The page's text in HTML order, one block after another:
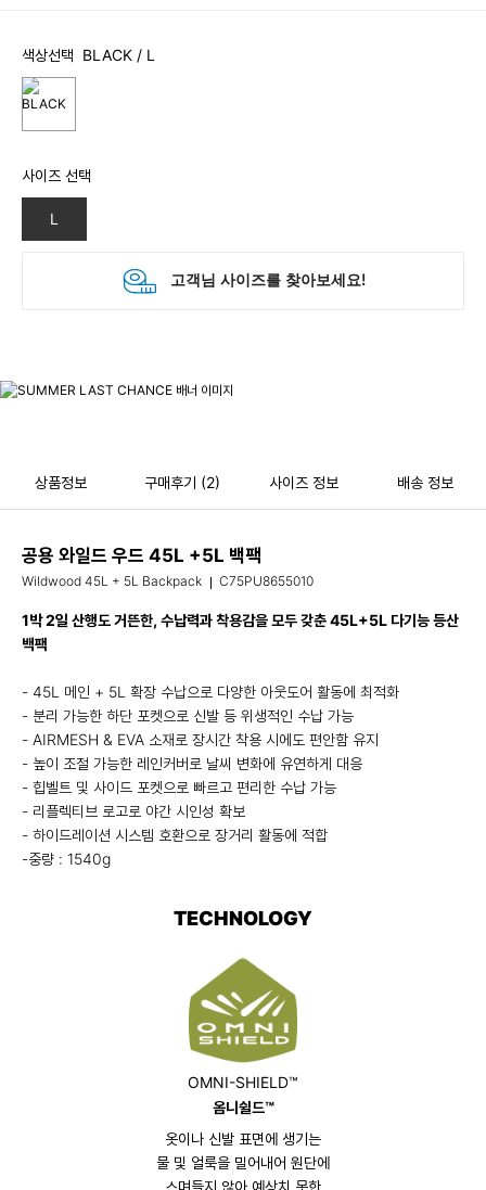
색상선택 BLACK / L
사이즈 선택
L
상품정보 구매후기 (2) 사이즈 정보 배송 정보
공용 와일드 우드 45L +5L 백팩
Wildwood 45L + 5L Backpack C75PU8655010
1박 2일 산행도 거뜬한, 수납력과 착용감을 모두 갖춘 45L+5L 다기능 등산
백팩
- 45L 메인 + 5L 확장 수납으로 다양한 아웃도어 활동에 최적화
- 분리 가능한 하단 포켓으로 신발 등 위생적인 수납 가능
- AIRMESH & EVA 소재로 장시간 착용 시에도 편안함 유지
- 높이 조절 가능한 레인커버로 날씨 변화에 유연하게 대응
- 힙벨트 및 사이드 포켓으로 빠르고 편리한 수납 가능
- 리플렉티브 로고로 야간 시인성 확보
- 하이드레이션 시스템 호환으로 장거리 활동에 적합
-중량 : 1540g
TECHNOLOGY
OMNI-SHIELD™
옴니쉴드™
옷이나 신발 표면에 생기는
물 및 얼룩을 밀어내어 원단에